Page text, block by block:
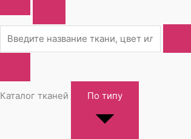
Каталог тканей По типу